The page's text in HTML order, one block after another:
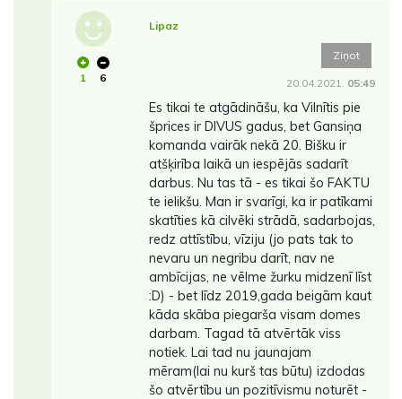
1 6
Lipaz
Ziņot
20.04.2021. 05:49
Es tikai te atgādināšu, ka Vilnītis pie
šprices ir DIVUS gadus, bet Gansiņa
komanda vairāk nekā 20. Bišku ir
atšķirība laikā un iespējās sadarīt
darbus. Nu tas tā - es tikai šo FAKTU
te ielikšu. Man ir svarīgi, ka ir patīkami
skatīties kā cilvēki strādā, sadarbojas,
redz attīstību, vīziju (jo pats tak to
nevaru un negribu darīt, nav ne
ambīcijas, ne vēlme žurku midzenī līst
:D) - bet līdz 2019,gada beigām kaut
kāda skāba piegarša visam domes
darbam. Tagad tā atvērtāk viss
notiek. Lai tad nu jaunajam
mēram(lai nu kurš tas būtu) izdodas
šo atvērtību un pozitīvismu noturēt -